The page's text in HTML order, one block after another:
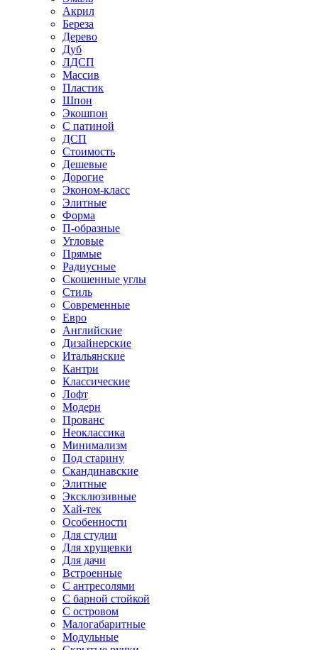
Акрил
Береза
Дерево
Дуб
ЛДСП
Массив
Пластик
Шпон
Экошпон
С патиной
ДСП
Стоимость
Дешевые
Дорогие
Эконом-класс
Элитные
Форма
П-образные
Угловые
Прямые
Радиусные
Скошенные углы
Стиль
Современные
Евро
Английские
Дизайнерские
Итальянские
Кантри
Классические
Лофт
Модерн
Прованс
Неоклассика
Минимализм
Под старину
Скандинавские
Элитные
Эксклюзивные
Хай-тек
Особенности
Для студии
Для хрущевки
Для дачи
Встроенные
С антресолями
С барной стойкой
С островом
Малогабаритные
Модульные